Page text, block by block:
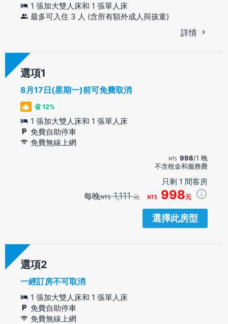
1 張加大雙人床和 1 張單人床
最多可入住 3 人 (含所有額外成人與孩童)
詳情
選項
8月17日(星期一)前可免費取消
省 12%
1 張加大雙人床和 1 張單人床
免費自助停車
免費無線上網
998/1 晚
不含稅金和服務費
只剩 1 間客房
每晚 1,111元 998元
選擇此房型
選項
一經訂房不可取消
1 張加大雙人床和 1 張單人床
免費自助停車
免費無線上網